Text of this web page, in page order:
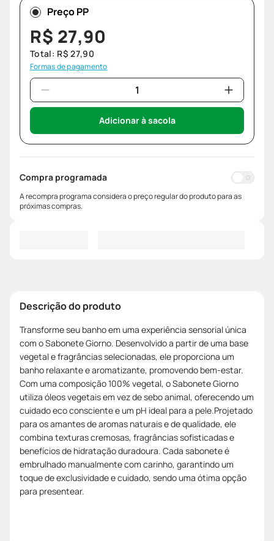
Preço PP
R$ 27,90
Total: R$ 27,90
Formas de pagamento
Adicionar à sacola
Compra programada
A recompra programa considera o preço regular do produto para as
próximas compras.
Descrição do produto
Transforme seu banho em uma experiência sensorial única
com o Sabonete Giorno. Desenvolvido a partir de uma base
vegetal e fragrâncias selecionadas, ele proporciona um
banho relaxante e aromatizante, promovendo bem-estar.
Com uma composição 100% vegetal, o Sabonete Giorno
utiliza óleos vegetais em vez de sebo animal, oferecendo um
cuidado eco consciente e um pH ideal para a pele.Projetado
para os amantes de aromas naturais e de qualidade, ele
combina texturas cremosas, fragrâncias sofisticadas e
benefícios de hidratação duradoura. Cada sabonete é
embrulhado manualmente com carinho, garantindo um
toque de exclusividade e cuidado, sendo uma ótima opção
para presentear.